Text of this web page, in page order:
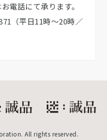
電話にて承ります。
（平日11時～20時／
All rights reserved.